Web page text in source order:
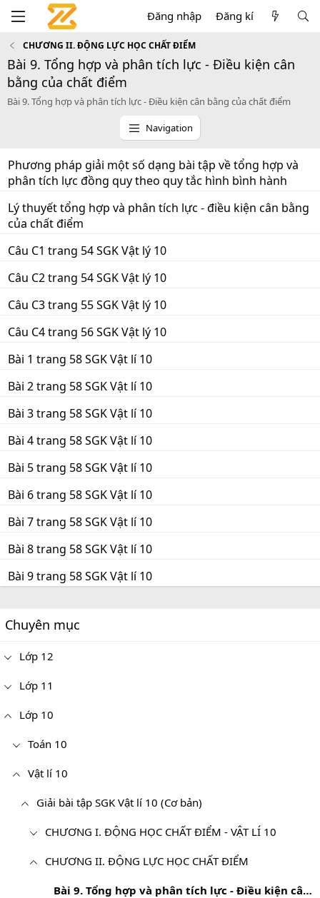
Đăng nhập Đăng kí
CHƯƠNG II. ĐỘNG LỰC HỌC CHẤT ĐIỂM
Bài 9. Tổng hợp và phân tích lực - Điều kiện cân
bằng của chất điểm
Bài 9. Tổng hợp và phân tích lực - Điều kiện cân bằng của chất điểm
Navigation
Phương pháp giải một số dạng bài tập về tổng hợp và
phân tích lực đồng quy theo quy tắc hình bình hành
Lý thuyết tổng hợp và phân tích lực - điều kiện cân bằng
của chất điểm
Câu C1 trang 54 SGK Vật lý 10
Câu C2 trang 54 SGK Vật lý 10
Câu C3 trang 55 SGK Vật lý 10
Câu C4 trang 56 SGK Vật lý 10
Bài 1 trang 58 SGK Vật lí 10
Bài 2 trang 58 SGK Vật lí 10
Bài 3 trang 58 SGK Vật lí 10
Bài 4 trang 58 SGK Vật lí 10
Bài 5 trang 58 SGK Vật lí 10
Bài 6 trang 58 SGK Vật lí 10
Bài 7 trang 58 SGK Vật lí 10
Bài 8 trang 58 SGK Vật lí 10
Bài 9 trang 58 SGK Vật lí 10
Chuyên mục
Lớp 12
Lớp 11
Lớp 10
Toán 10
Vật lí 10
Giải bài tập SGK Vật lí 10 (Cơ bản)
CHƯƠNG I. ĐỘNG HỌC CHẤT ĐIỂM - VẬT LÍ 10
CHƯƠNG II. ĐỘNG LỰC HỌC CHẤT ĐIỂM
Bài 9. Tổng hợp và phân tích lực - Điều kiện cân bằng của chất điểm